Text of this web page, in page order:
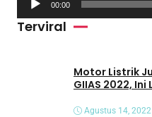
d
00:00
Terviral
Motor Listrik
GIIAS 2022,
Agustus 14, 2022